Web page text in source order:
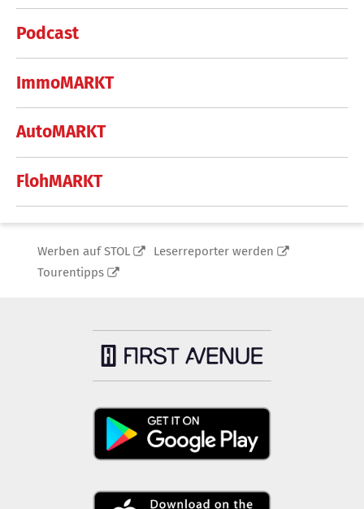
Podcast
ImmoMARKT
AutoMARKT
FlohMARKT
Werben auf STOL
Leserreporter werden
Tourentipps